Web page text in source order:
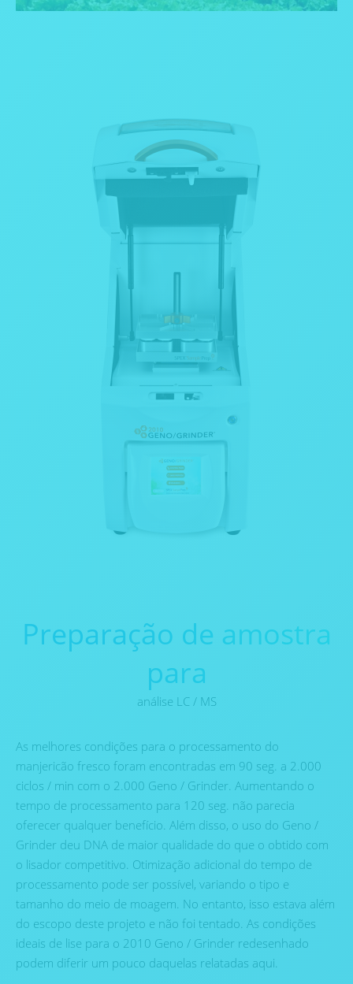
Preparação de amostra
para
análise LC / MS
As melhores condições para o processamento do
manjericão fresco foram encontradas em 90 seg. a 2.000
ciclos / min com o 2.000 Geno / Grinder. Aumentando o
tempo de processamento para 120 seg. não parecia
oferecer qualquer benefício. Além disso, o uso do Geno /
Grinder deu DNA de maior qualidade do que o obtido com
o lisador competitivo. Otimização adicional do tempo de
processamento pode ser possível, variando o tipo e
tamanho do meio de moagem. No entanto, isso estava além
do escopo deste projeto e não foi tentado. As condições
ideais de lise para o 2010 Geno / Grinder redesenhado
podem diferir um pouco daquelas relatadas aqui.